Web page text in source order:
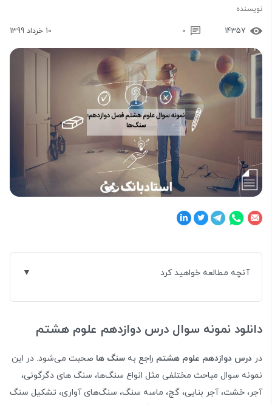
نویسنده
14357
0 10 خرداد 1399
آنچه مطالعه خواهید کرد
دانلود نمونه سوال درس دوازدهم علوم هشتم
در درس دوازدهم علوم هشتم راجع به سنگ ها صحبت می‌شود. در این
نمونه سوال مباحث مختلفی مثل انواع سنگ‌ها، سنگ های دگرگونی،
آجر، خشت، آجر بنایی، گچ، ماسه سنگ، سنگ‌های آواری، تشکیل سنگ